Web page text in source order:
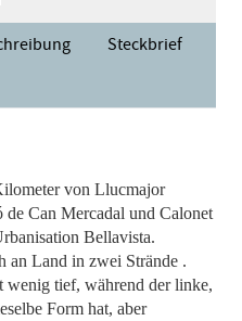
Steckbrief
von Llucmajor
Can Mercadal und Calonet
Bellavista.
an Land in zwei Strände .
tief, während der linke,
Form hat, aber